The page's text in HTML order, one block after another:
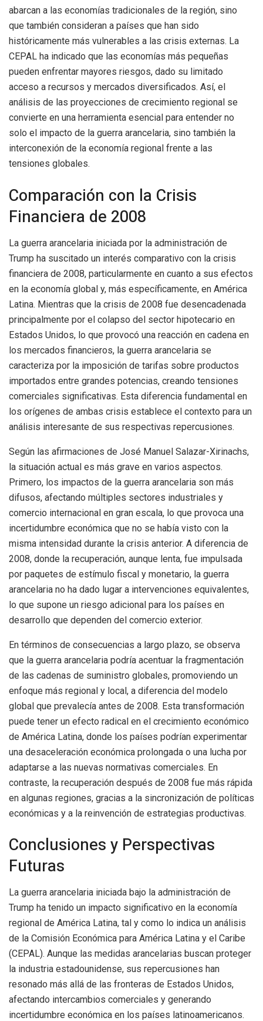
abarcan a las economías tradicionales de la región, sino
que también consideran a países que han sido
históricamente más vulnerables a las crisis externas. La
CEPAL ha indicado que las economías más pequeñas
pueden enfrentar mayores riesgos, dado su limitado
acceso a recursos y mercados diversificados. Así, el
análisis de las proyecciones de crecimiento regional se
convierte en una herramienta esencial para entender no
solo el impacto de la guerra arancelaria, sino también la
interconexión de la economía regional frente a las
tensiones globales.
Comparación con la Crisis
Financiera de 2008
La guerra arancelaria iniciada por la administración de
Trump ha suscitado un interés comparativo con la crisis
financiera de 2008, particularmente en cuanto a sus efectos
en la economía global y, más específicamente, en América
Latina. Mientras que la crisis de 2008 fue desencadenada
principalmente por el colapso del sector hipotecario en
Estados Unidos, lo que provocó una reacción en cadena en
los mercados financieros, la guerra arancelaria se
caracteriza por la imposición de tarifas sobre productos
importados entre grandes potencias, creando tensiones
comerciales significativas. Esta diferencia fundamental en
los orígenes de ambas crisis establece el contexto para un
análisis interesante de sus respectivas repercusiones.
Según las afirmaciones de José Manuel Salazar-Xirinachs,
la situación actual es más grave en varios aspectos.
Primero, los impactos de la guerra arancelaria son más
difusos, afectando múltiples sectores industriales y
comercio internacional en gran escala, lo que provoca una
incertidumbre económica que no se había visto con la
misma intensidad durante la crisis anterior. A diferencia de
2008, donde la recuperación, aunque lenta, fue impulsada
por paquetes de estímulo fiscal y monetario, la guerra
arancelaria no ha dado lugar a intervenciones equivalentes,
lo que supone un riesgo adicional para los países en
desarrollo que dependen del comercio exterior.
En términos de consecuencias a largo plazo, se observa
que la guerra arancelaria podría acentuar la fragmentación
de las cadenas de suministro globales, promoviendo un
enfoque más regional y local, a diferencia del modelo
global que prevalecía antes de 2008. Esta transformación
puede tener un efecto radical en el crecimiento económico
de América Latina, donde los países podrían experimentar
una desaceleración económica prolongada o una lucha por
adaptarse a las nuevas normativas comerciales. En
contraste, la recuperación después de 2008 fue más rápida
en algunas regiones, gracias a la sincronización de políticas
económicas y a la reinvención de estrategias productivas.
Conclusiones y Perspectivas
Futuras
La guerra arancelaria iniciada bajo la administración de
Trump ha tenido un impacto significativo en la economía
regional de América Latina, tal y como lo indica un análisis
de la Comisión Económica para América Latina y el Caribe
(CEPAL). Aunque las medidas arancelarias buscan proteger
la industria estadounidense, sus repercusiones han
resonado más allá de las fronteras de Estados Unidos,
afectando intercambios comerciales y generando
incertidumbre económica en los países latinoamericanos.